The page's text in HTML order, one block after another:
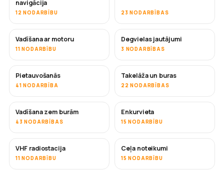
navigācija
12 NODARBĪBU 23 NODARBĪBAS
Vadīšana ar motoru
11 NODARBĪBU
Degvielas jautājumi
3 NODARBĪBAS
Pietauvošanās
41 NODARBĪBA
Takelāža un buras
22 NODARBĪBAS
Vadīšana zem burām
43 NODARBĪBAS
Enkurvieta
15 NODARBĪBU
VHF radiostacija
11 NODARBĪBU
Ceļa noteikumi
15 NODARBĪBU